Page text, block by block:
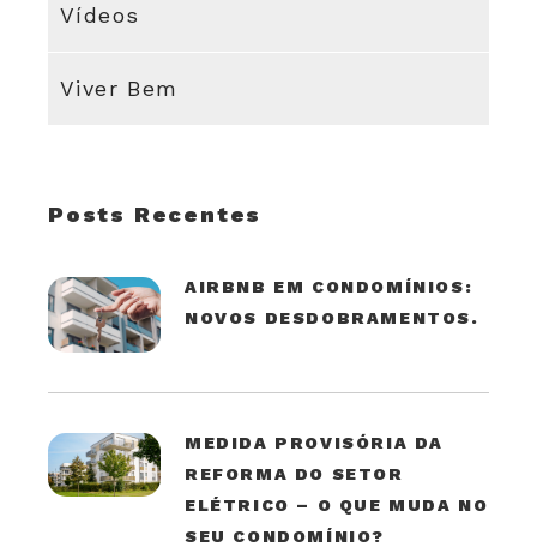
Vídeos
Viver Bem
Posts Recentes
AIRBNB EM CONDOMÍNIOS:
NOVOS DESDOBRAMENTOS.
MEDIDA PROVISÓRIA DA
REFORMA DO SETOR
ELÉTRICO – O QUE MUDA NO
SEU CONDOMÍNIO?